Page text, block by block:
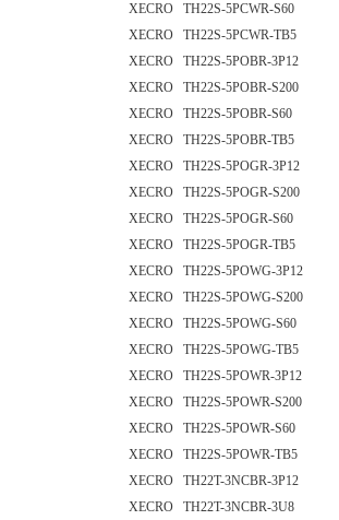
XECRO TH22S-5PCWR-S60
XECRO TH22S-5PCWR-TB5
XECRO TH22S-5POBR-3P12
XECRO TH22S-5POBR-S200
XECRO TH22S-5POBR-S60
XECRO TH22S-5POBR-TB5
XECRO TH22S-5POGR-3P12
XECRO TH22S-5POGR-S200
XECRO TH22S-5POGR-S60
XECRO TH22S-5POGR-TB5
XECRO TH22S-5POWG-3P12
XECRO TH22S-5POWG-S200
XECRO TH22S-5POWG-S60
XECRO TH22S-5POWG-TB5
XECRO TH22S-5POWR-3P12
XECRO TH22S-5POWR-S200
XECRO TH22S-5POWR-S60
XECRO TH22S-5POWR-TB5
XECRO TH22T-3NCBR-3P12
XECRO TH22T-3NCBR-3U8